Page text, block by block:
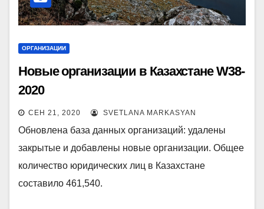
ОРГАНИЗАЦИИ
Новые организации в Казахстане W38-
2020
СЕН 21, 2020 SVETLANA MARKASYAN
Обновлена база данных организаций: удалены
закрытые и добавлены новые организации. Общее
количество юридических лиц в Казахстане
составило 461,540.